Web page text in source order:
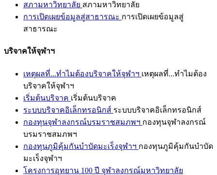
สภามหาวิทยาลัย สภามหาวิทยาลัย
การเปิดเผยข้อมูลสู่สาธารณะ การเปิดเผยข้อมูลสู่
สาธารณะ
บริจาคให้จุฬาฯ
เหตุผลที่...ทำไมต้องบริจาคให้จุฬาฯ เหตุผลที่...ทำไมต้อง
บริจาคให้จุฬาฯ
เริ่มต้นบริจาค เริ่มต้นบริจาค
ระบบบริจาคอิเล็กทรอนิกส์ ระบบบริจาคอิเล็กทรอนิกส์
กองทุนจุฬาลงกรณ์บรมราชสมภพฯ กองทุนจุฬาลงกรณ์
บรมราชสมภพฯ
กองทุนภูมิคุ้มกันบำบัดมะเร็งจุฬาฯ กองทุนภูมิคุ้มกันบำบัด
มะเร็งจุฬาฯ
โครงการอุทยาน 100 ปี จุฬาลงกรณ์มหาวิทยาลัย